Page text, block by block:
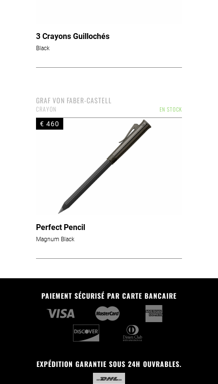
3 Crayons Guillochés
Black
GRAF VON FABER-CASTELL
EN STOCK
CRAYON
€ 460
Perfect Pencil
Magnum Black
PAIEMENT SÉCURISÉ PAR CARTE BANCAIRE
EXPÉDITION GARANTIE SOUS 24H OUVRABLES.